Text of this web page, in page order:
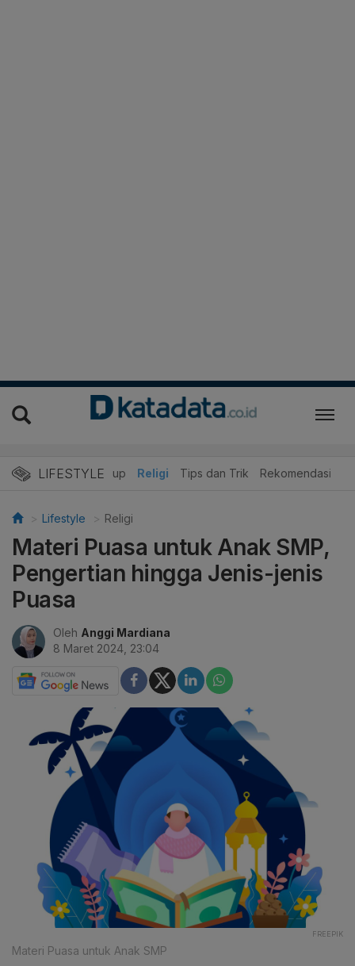
LIFESTYLE
Edukasi Gaya Hidup Religi Tips dan Trik Rekomendasi
Lifestyle Religi
Materi Puasa untuk Anak SMP,
Pengertian hingga Jenis-jenis
Puasa
Oleh Anggi Mardiana
8 Maret 2024, 23:04
FREEPIK
Materi Puasa untuk Anak SMP